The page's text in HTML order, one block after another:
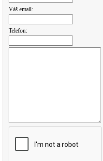
Váš email:
Telefon: